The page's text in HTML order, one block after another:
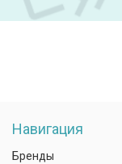
Навигация
Бренды